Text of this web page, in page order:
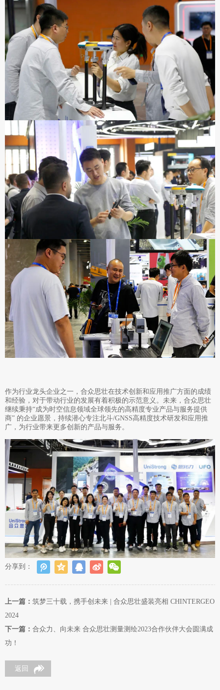
作为行业龙头企业之一，合众思壮在技术创新和应用推广方面的成绩
和经验，对于带动行业的发展有着积极的示范意义。未来，合众思壮
继续秉持“成为时空信息领域全球领先的高精度专业产品与服务提供
商” 的企业愿景，持续潜心专注北斗/GNSS高精度技术研发和应用推
广，为行业带来更多创新的产品与服务。
分享到：
上一篇： 筑梦三十载，携手创未来 | 合众思壮盛装亮相 CHINTERGEO
2024
下一篇： 合众力、向未来 合众思壮测量测绘2023合作伙伴大会圆满成
功！
返回